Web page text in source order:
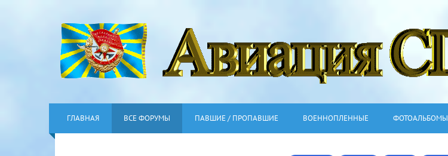
ГЛАВНАЯ ВСЕ ФОРУМЫ ПАВШИЕ / ПРОПАВШИЕ ВОЕННОПЛЕННЫЕ ФОТОАЛЬБОМЫ